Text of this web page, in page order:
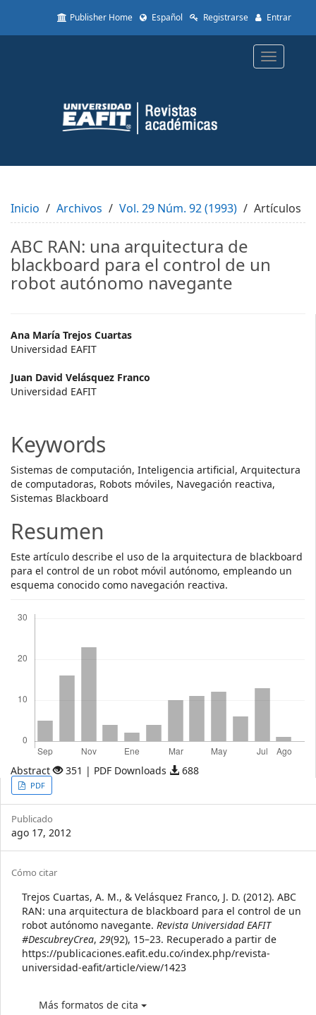
to
Content
Sidebar
Publisher Home Español Registrarse Entrar
Toggle
Inicio Archivos Vol. 29 Núm. 92 (1993) Artículos
ABC RAN: una arquitectura de
blackboard para el control de un
robot autónomo navegante
Main
Article
Content
Ana María Trejos Cuartas
Universidad EAFIT
Juan David Velásquez Franco
Universidad EAFIT
Keywords
Sistemas de computación, Inteligencia artificial, Arquitectura
de computadoras, Robots móviles, Navegación reactiva,
Sistemas Blackboard
Resumen
Este artículo describe el uso de la arquitectura de blackboard
para el control de un robot móvil autónomo, empleando un
esquema conocido como navegación reactiva.
Abstract 351 | PDF Downloads 688
Article
Sidebar
PDF
Publicado
ago 17, 2012
Article
Details
Cómo citar
Trejos Cuartas, A. M., & Velásquez Franco, J. D. (2012). ABC
RAN: una arquitectura de blackboard para el control de un
robot autónomo navegante. Revista Universidad EAFIT
#DescubreyCrea, 29(92), 15–23. Recuperado a partir de
https://publicaciones.eafit.edu.co/index.php/revista-
universidad-eafit/article/view/1423
Más formatos de cita